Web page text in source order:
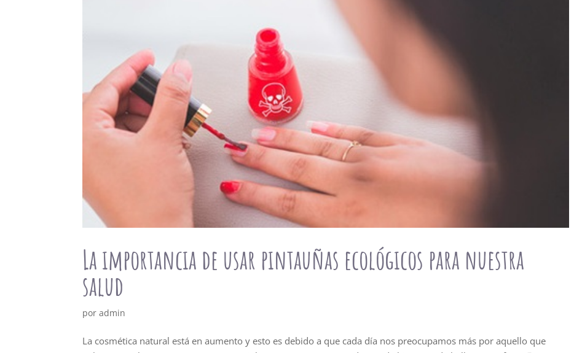
La importancia de usar pintauñas ecológicos para nuestra
salud
poradmin
La cosmética natural está en aumento y esto es debido a que cada día nos preocupamos más por aquello que